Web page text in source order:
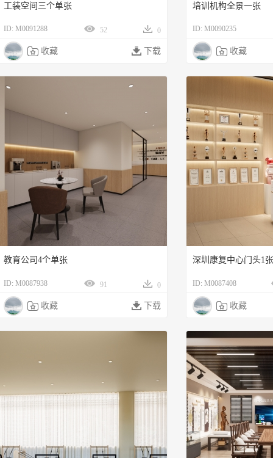
工装空间三个单张
ID: M0091288 52 0
 收藏  下载
培训机构全景一张
ID: M0090235
 收藏
教育公司4个单张
ID: M0087938 91 0
 收藏  下载
深圳康复中心门头1
ID: M0087408
 收藏